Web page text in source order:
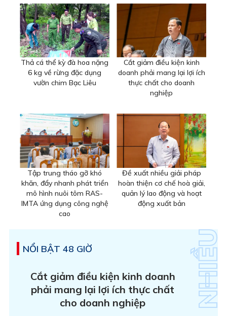
Thả cá thể kỳ đà hoa nặng
6 kg về rừng đặc dụng
vườn chim Bạc Liêu
Cắt giảm điều kiện kinh
doanh phải mang lại lợi ích
thực chất cho doanh
nghiệp
Tập trung tháo gỡ khó
khăn, đẩy nhanh phát triển
mô hình nuôi tôm RAS-
IMTA ứng dụng công nghệ
cao
Đề xuất nhiều giải pháp
hoàn thiện cơ chế hoà giải,
quản lý lao động và hoạt
động xuất bản
NỔI BẬT 48 GIỜ
Cắt giảm điều kiện kinh doanh
phải mang lại lợi ích thực chất
cho doanh nghiệp